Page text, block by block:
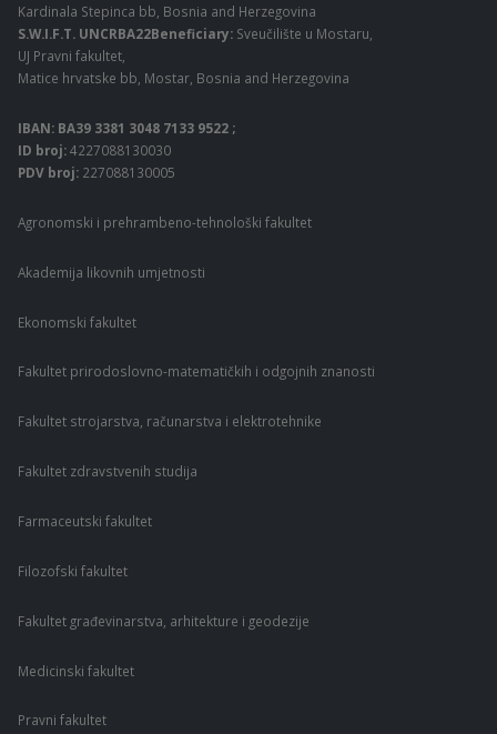
Kardinala Stepinca bb, Bosnia and Herzegovina
S.W.I.F.T. UNCRBA22Beneficiary: Sveučilište u Mostaru,
UJ Pravni fakultet,
Matice hrvatske bb, Mostar, Bosnia and Herzegovina
IBAN: BA39 3381 3048 7133 9522 ;
ID broj:4227088130030
PDV broj: 227088130005
Agronomski i prehrambeno-tehnološki fakultet
Akademija likovnih umjetnosti
Ekonomski fakultet
Fakultet prirodoslovno-matematičkih i odgojnih znanosti
Fakultet strojarstva, računarstva i elektrotehnike
Fakultet zdravstvenih studija
Farmaceutski fakultet
Filozofski fakultet
Fakultet građevinarstva, arhitekture i geodezije
Medicinski fakultet
Pravni fakultet